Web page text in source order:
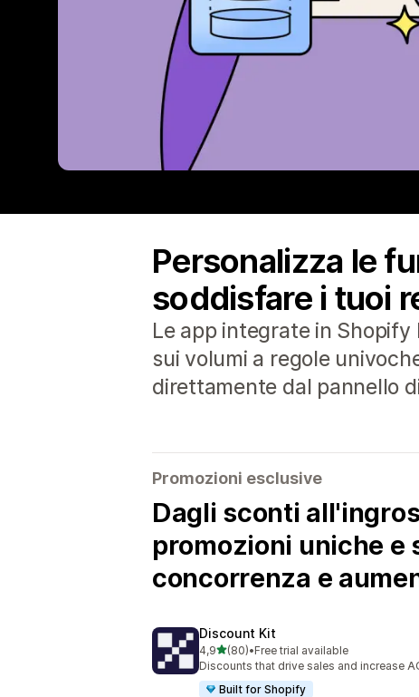
Personalizza le
soddisfare i tuoi
Le app integrate in
sui volumi a regole
direttamente dal pannello
Promozioni esclusive
Dagli sconti
promozioni uniche
concorrenza e
Discount Kit
4,9stelle su 5
(80)
80 recensioni totali
•Free trial available
Discounts that drive sales and increase
Built for Shopify